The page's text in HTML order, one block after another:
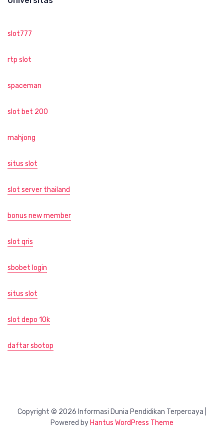
slot777
rtp slot
spaceman
slot bet 200
mahjong
situs slot
slot server thailand
bonus new member
slot qris
sbobet login
situs slot
slot depo 10k
daftar sbotop
Copyright © 2026 Informasi Dunia Pendidikan Terpercaya |
Powered by Hantus WordPress Theme